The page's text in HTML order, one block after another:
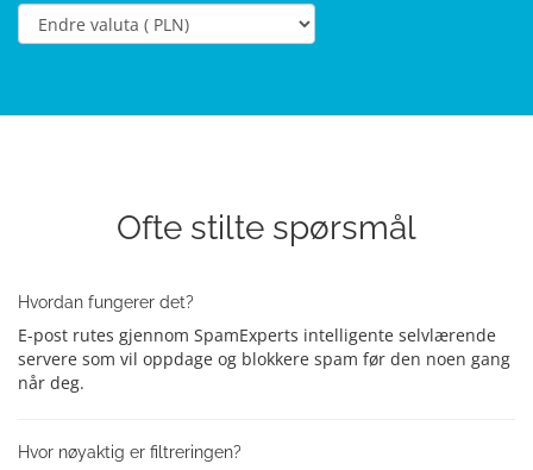
Ofte stilte spørsmål
Hvordan fungerer det?
E-post rutes gjennom SpamExperts intelligente selvlærende
servere som vil oppdage og blokkere spam før den noen gang
når deg.
Hvor nøyaktig er filtreringen?